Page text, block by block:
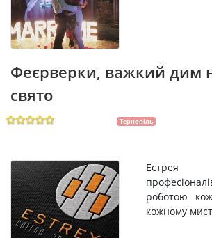
Феєрверки, важкий дим
свято
Тернопіль
роботою
кожному